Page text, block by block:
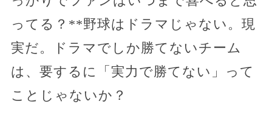
ってる？**野球はドラマじゃない。現
実だ。ドラマでしか勝てないチーム
は、要するに「実力で勝てない」って
ことじゃないか？